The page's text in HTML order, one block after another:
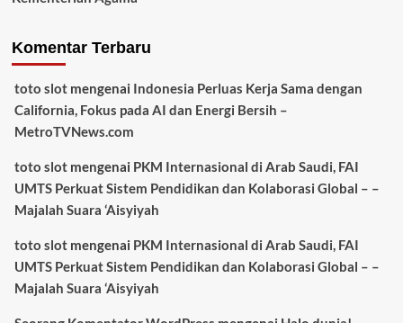
Komentar Terbaru
toto slotmengenai Indonesia Perluas Kerja Sama dengan
California, Fokus pada AI dan Energi Bersih –
MetroTVNews.com
toto slotmengenai PKM Internasional di Arab Saudi, FAI
UMTS Perkuat Sistem Pendidikan dan Kolaborasi Global – –
Majalah Suara ‘Aisyiyah
toto slotmengenai PKM Internasional di Arab Saudi, FAI
UMTS Perkuat Sistem Pendidikan dan Kolaborasi Global – –
Majalah Suara ‘Aisyiyah